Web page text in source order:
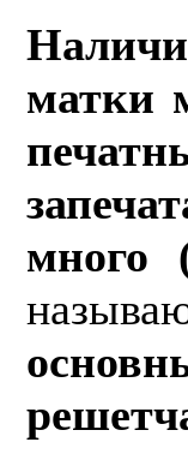
матки
много